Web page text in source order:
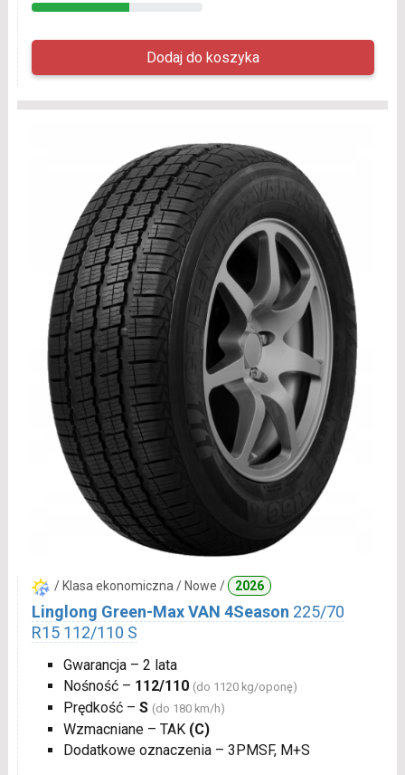
/ Klasa ekonomiczna / Nowe / 2026
Linglong Green-Max VAN 4Season 225/70
R15 112/110 S
Gwarancja – 2 lata
Nośność – 112/110 (do 1120 kg/oponę)
Prędkość – S (do 180 km/h)
Wzmacniane – TAK (C)
Dodatkowe oznaczenia – 3PMSF, M+S